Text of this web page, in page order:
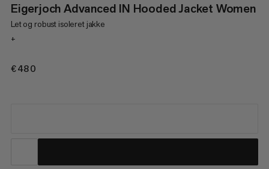
Eigerjoch Advanced IN Hooded Jacket Women
Let og robust isoleret jakke
+
€480